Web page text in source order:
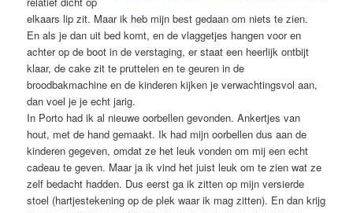
elkaars lip zit. Maar ik heb mijn best gedaan om niets te zien.
En als je dan uit bed komt, en de vlaggetjes hangen voor en
achter op de boot in de verstaging, er staat een heerlijk ontbijt
klaar, de cake zit te pruttelen en te geuren in de
broodbakmachine en de kinderen kijken je verwachtingsvol aan,
dan voel je je echt jarig.
In Porto had ik al nieuwe oorbellen gevonden. Ankertjes van
hout, met de hand gemaakt. Ik had mijn oorbellen dus aan de
kinderen gegeven, omdat ze het leuk vonden om mij een echt
cadeau te geven. Maar ja ik vind het juist leuk om te zien wat ze
zelf bedacht hadden. Dus eerst ga ik zitten op mijn versierde
stoel (hartjestekening op de plek waar ik mag zitten). En dan krijg